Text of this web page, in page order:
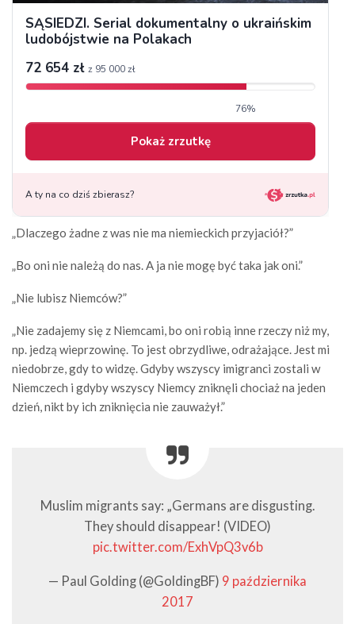
„Dlaczego żadne z was nie ma niemieckich przyjaciół?”
„Bo oni nie należą do nas. A ja nie mogę być taka jak oni.”
„Nie lubisz Niemców?”
„Nie zadajemy się z Niemcami, bo oni robią inne rzeczy niż my,
np. jedzą wieprzowinę. To jest obrzydliwe, odrażające. Jest mi
niedobrze, gdy to widzę. Gdyby wszyscy imigranci zostali w
Niemczech i gdyby wszyscy Niemcy zniknęli chociaż na jeden
dzień, nikt by ich zniknięcia nie zauważył.”
Muslim migrants say: „Germans are disgusting.
They should disappear! (VIDEO)
pic.twitter.com/ExhVpQ3v6b
— Paul Golding (@GoldingBF) 9 października
2017